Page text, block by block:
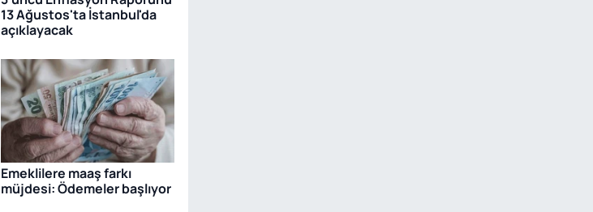
13 Ağustos'ta İstanbul'da
açıklayacak
Emeklilere maaş farkı
müjdesi: Ödemeler başlıyor